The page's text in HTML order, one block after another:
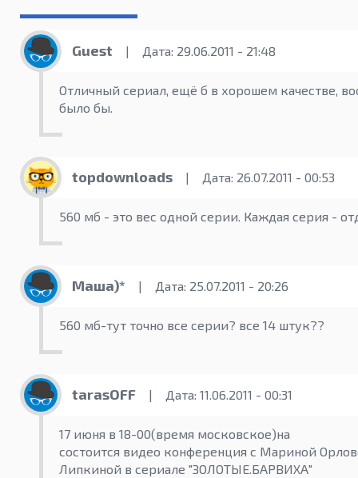
Guest | Дата: 29.06.2011 - 21:48
Отличный сериал, ещё б в хорошем качестве,
было бы.
topdownloads | Дата: 26.07.2011 - 00:53
560 мб - это вес одной серии. Каждая серия -
Маша)* | Дата: 25.07.2011 - 20:26
560 мб-тут точно все серии? все 14 штук??
tarasOFF | Дата: 11.06.2011 - 00:31
17 июня в 18-00(время московское)на
состоится видео конференция с Мариной
Липкиной в сериале "ЗОЛОТЫЕ.БАРВИХА"